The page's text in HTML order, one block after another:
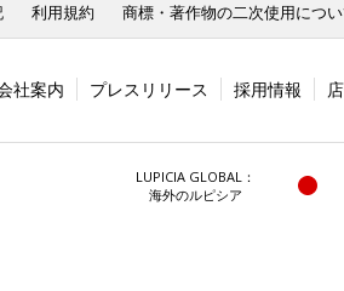
利用規約 商標・著作物の二次使用につ
社案内 プレスリリース 採用情報
LUPICIA GLOBAL：
海外のルピシア